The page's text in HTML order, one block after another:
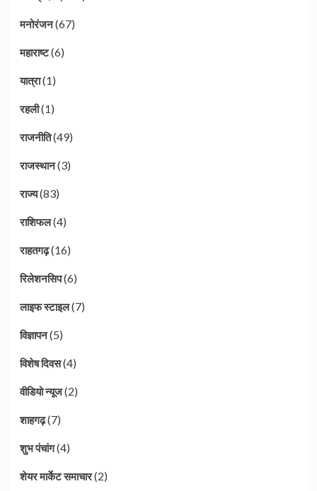
मनोरंजन(67)
महाराष्ट(6)
यात्रा(1)
रहली(1)
राजनीति(49)
राजस्थान(3)
राज्य(83)
राशिफल(4)
राहतगढ़(16)
रिलेशनसिप(6)
लाइफ स्टाइल(7)
विज्ञापन(5)
विशेष दिवस(4)
वीडियो न्यूज(2)
शाहगढ़(7)
शुभ पंचांग(4)
शेयर मार्केट समाचार(2)